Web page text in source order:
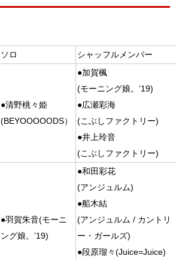
ソロ シャッフルメンバー
●清野桃々姫
(BEYOOOOODS）
●加賀楓
(モーニング娘。’19)
●広瀬彩海
(こぶしファクトリー)
●井上玲音
(こぶしファクトリー)
●羽賀朱音(モーニ
ング娘。’19)
●和田彩花
(アンジュルム)
●船木結
(アンジュルム / カントリ
ー・ガールズ)
●段原瑠々(Juice=Juice)